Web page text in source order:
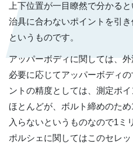
上下位置が一目瞭然で分かる
治具に合わないポイントを引
というものです。
アッパーボディに関しては、外
必要に応じてアッパーボディ
ントの精度としては、測定ポ
ほとんどが、ボルト締めのた
入らないというものなので1ミ
ポルシェに関してはこのセレ